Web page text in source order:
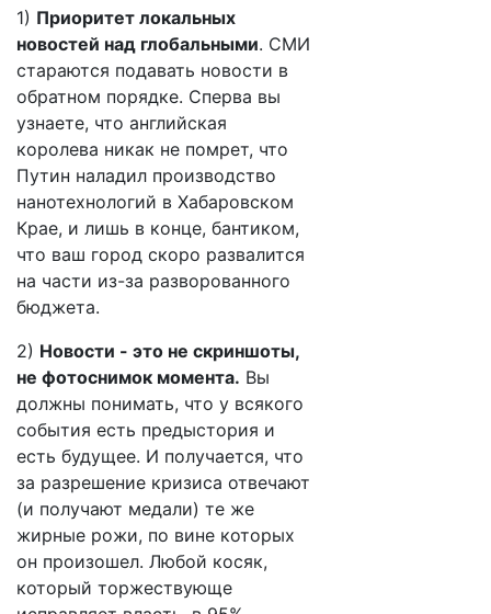
1) Приоритет локальных
новостей над глобальными. СМИ
стараются подавать новости в
обратном порядке. Сперва вы
узнаете, что английская
королева никак не помрет, что
Путин наладил производство
нанотехнологий в Хабаровском
Крае, и лишь в конце, бантиком,
что ваш город скоро развалится
на части из-за разворованного
бюджета.
2) Новости - это не скриншоты,
не фотоснимок момента. Вы
должны понимать, что у всякого
события есть предыстория и
есть будущее. И получается, что
за разрешение кризиса отвечают
(и получают медали) те же
жирные рожи, по вине которых
он произошел. Любой косяк,
который торжествующе